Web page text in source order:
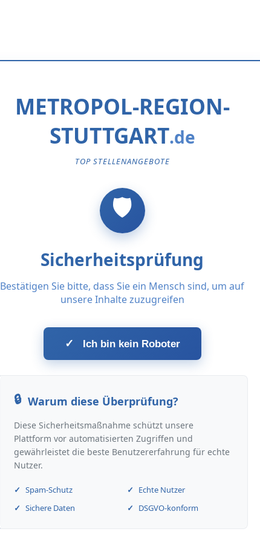
METROPOL-REGION-
STUTTGART
TOP STELLENANGEBOTE
Sicherheitsprüfung
Bestätigen Sie bitte, dass Sie ein Mensch sind, um auf
unsere Inhalte zuzugreifen
✓ Ich bin kein Roboter
Warum diese Überprüfung?
Diese Sicherheitsmaßnahme schützt unsere
Plattform vor automatisierten Zugriffen und
gewährleistet die beste Benutzererfahrung für echte
Nutzer.
Spam-Schutz
Echte Nutzer
Sichere Daten
DSGVO-konform